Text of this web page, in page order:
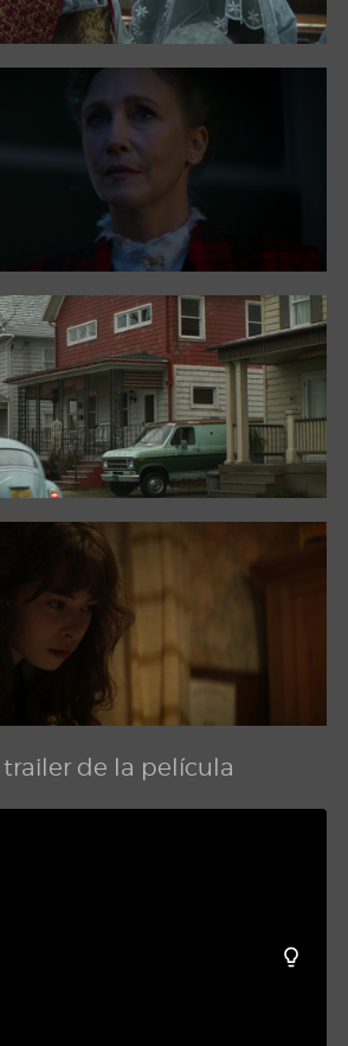
de la película